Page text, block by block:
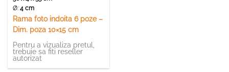
Ø:4 cm
Rama foto indoita 6 poze –
Dim. poza 10×15 cm
Pentru a vizualiza pretul,
trebuie sa fiti reseller
autorizat